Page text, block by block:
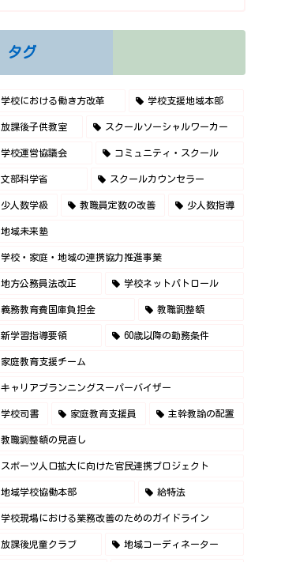
タグ
学校における働き方改革 学校支援地域本部
放課後子供教室 スクールソーシャルワーカー
学校運営協議会 コミュニティ・スクール
文部科学省 スクールカウンセラー
少人数学級 教職員定数の改善 少人数指導
地域未来塾
学校・家庭・地域の連携協力推進事業
地方公務員法改正 学校ネットパトロール
義務教育費国庫負担金 教職調整額
新学習指導要領 60歳以降の勤務条件
家庭教育支援チーム
キャリアプランニングスーパーバイザー
学校司書 家庭教育支援員 主幹教諭の配置
教職調整額の見直し
スポーツ人口拡大に向けた官民連携プロジェクト
地域学校協働本部 給特法
学校現場における業務改善のためのガイドライン
放課後児童クラブ 地域コーディネーター